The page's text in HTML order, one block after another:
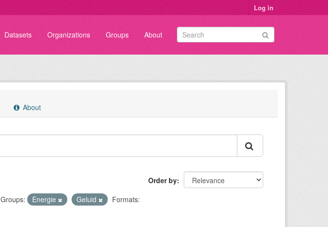
Log in
Datasets Organizations Groups About
About
Order by
Groups: Energie Geluid
Formats: